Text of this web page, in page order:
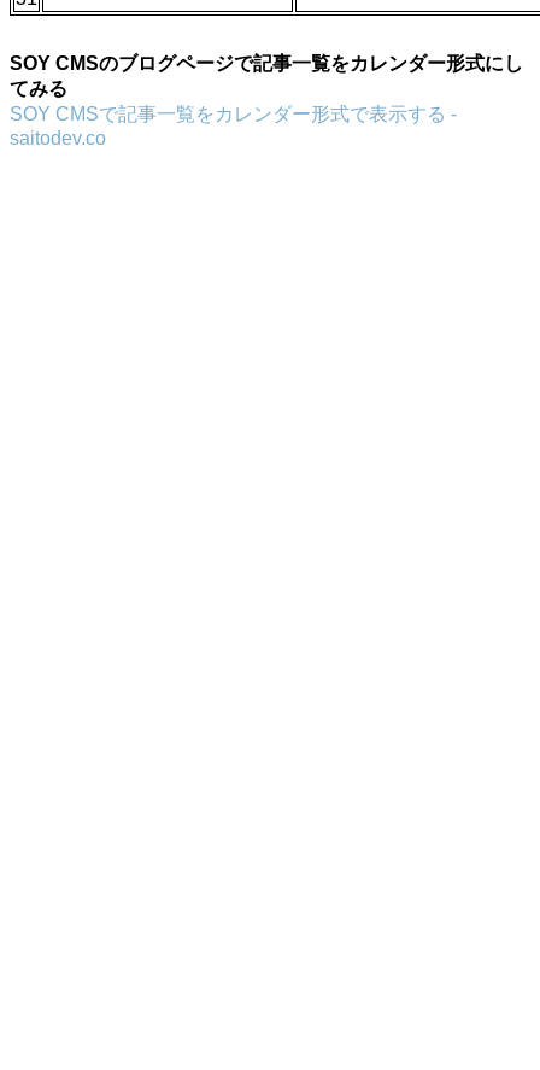
SOY CMSのブログページで記事一覧をカレンダー形式にし
てみる
SOY CMSで記事一覧をカレンダー形式で表示する -
saitodev.co